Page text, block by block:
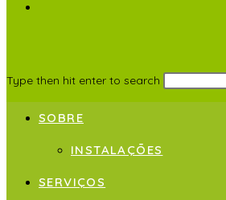
Type then hit enter to search
SOBRE
INSTALAÇÕES
SERVIÇOS